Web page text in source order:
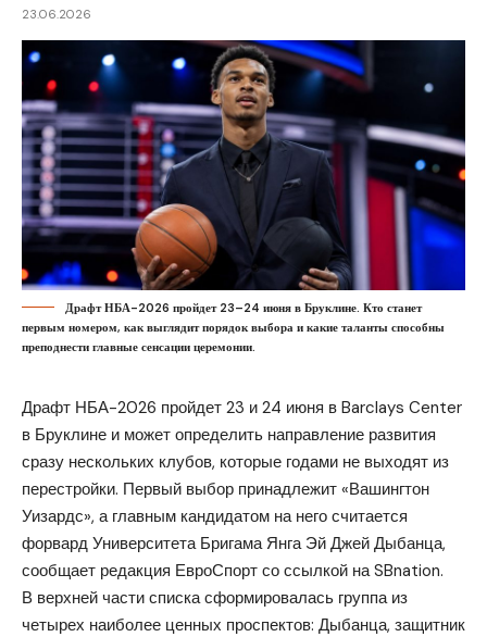
23.06.2026
Драфт НБА-2026 пройдет 23–24 июня в Бруклине. Кто станет
первым номером, как выглядит порядок выбора и какие таланты способны
преподнести главные сенсации церемонии.
Драфт НБА-2026 пройдет 23 и 24 июня в Barclays Center
в Бруклине и может определить направление развития
сразу нескольких клубов, которые годами не выходят из
перестройки. Первый выбор принадлежит «Вашингтон
Уизардс», а главным кандидатом на него считается
форвард Университета Бригама Янга Эй Джей Дыбанца,
сообщает редакция ЕвроСпорт со ссылкой наSBnation.
В верхней части списка сформировалась группа из
четырех наиболее ценных проспектов: Дыбанца, защитник